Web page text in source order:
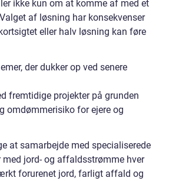
ikke kun om at komme af med et
af løsning har konsekvenser
eller halv løsning kan føre
der dukker op ved senere
fremtidige projekter på grunden
omdømmerisiko for ejere og
at samarbejde med specialiserede
med jord- og affaldsstrømme hver
forurenet jord, farligt affald og